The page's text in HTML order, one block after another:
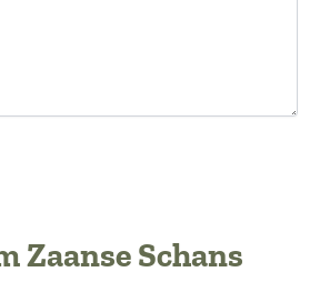
Zaanse Schans